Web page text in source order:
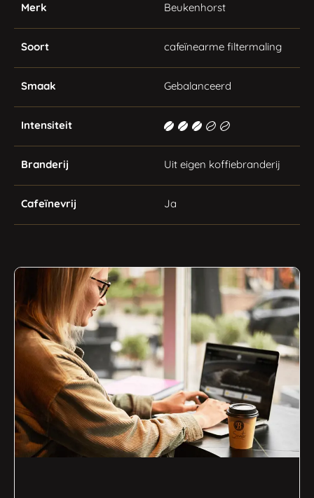
Merk Beukenhorst
Soort cafeïnearme filtermaling
Smaak Gebalanceerd
Intensiteit
Branderij Uit eigen koffiebranderij
Cafeïnevrij Ja